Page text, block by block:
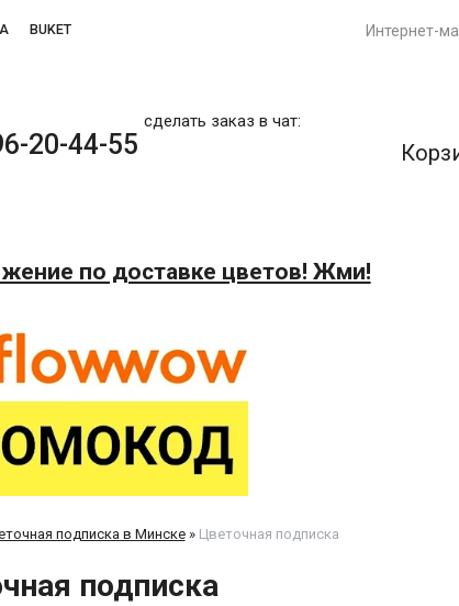
BUKET Интернет-
20-44-55
сделать заказ в чат:
по доставке цветов! Жми!
подписка в Минске » Цветочная подписка
подписка